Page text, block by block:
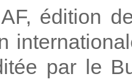
édition
par le